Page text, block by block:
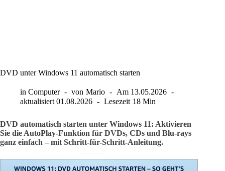
DVD unter Windows 11 automatisch starten
in Computer von Mario Am 13.05.2026
aktualisiert 01.08.2026 Lesezeit 18 Min
DVD automatisch starten unter Windows 11: Aktivieren
Sie die AutoPlay-Funktion für DVDs, CDs und Blu-rays
ganz einfach – mit Schritt-für-Schritt-Anleitung.